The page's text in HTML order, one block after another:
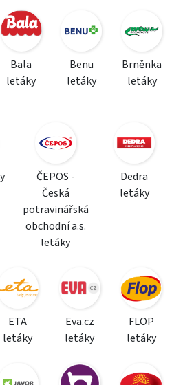
Bala
letáky
Benu
letáky
Brněnka
letáky
ČEPOS -
Česká
potravinářská
obchodní a.s.
letáky
Dedra
letáky
ETA
letáky
Eva.cz
letáky
FLOP
letáky